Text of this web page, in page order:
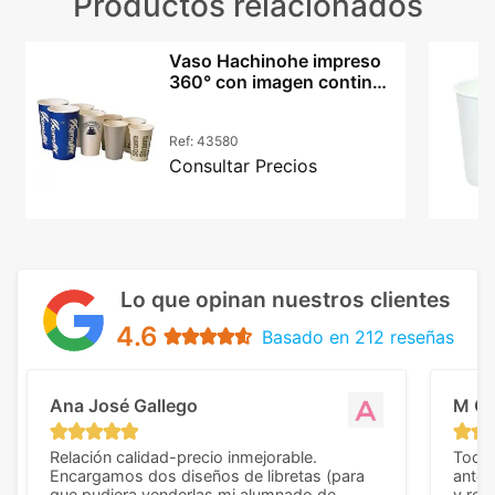
Vaso Hachinohe impreso
360° con imagen continua
Ref: 43580
Consultar Precios
Lo que opinan nuestros clientes
4.6 Basado en 212 reseñas
Ana José Gallego
Relación calidad-precio inmejorable.
Encargamos dos diseños de libretas (para
M C
Todo